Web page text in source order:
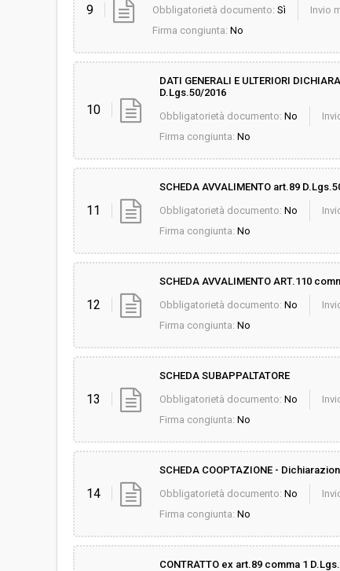
9
Obbligatorietà documento: Sì Invio
Firma congiunta: No
10
DATI GENERALI E ULTERIORI
D.Lgs.50/2016
Obbligatorietà documento: No
Firma congiunta: No
11
SCHEDA AVVALIMENTO art.89
Obbligatorietà documento: No
Firma congiunta: No
12
SCHEDA AVVALIMENTO ART.110
Obbligatorietà documento: No
Firma congiunta: No
13
SCHEDA SUBAPPALTATORE
Obbligatorietà documento: No
Firma congiunta: No
14
SCHEDA COOPTAZIONE -
Obbligatorietà documento: No
Firma congiunta: No
CONTRATTO ex art.89 comma 1